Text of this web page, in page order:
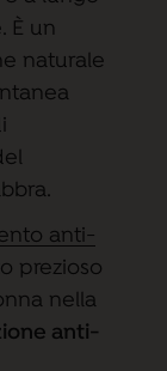
È un
naturale
anti-
prezioso
nella
anti-